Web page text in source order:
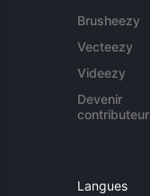
Brusheezy
Vecteezy
Videezy
Devenir
contributeur
Langues